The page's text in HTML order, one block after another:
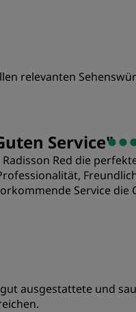
relevanten
Service
Service"
Red die
Service die
ausgestattete und